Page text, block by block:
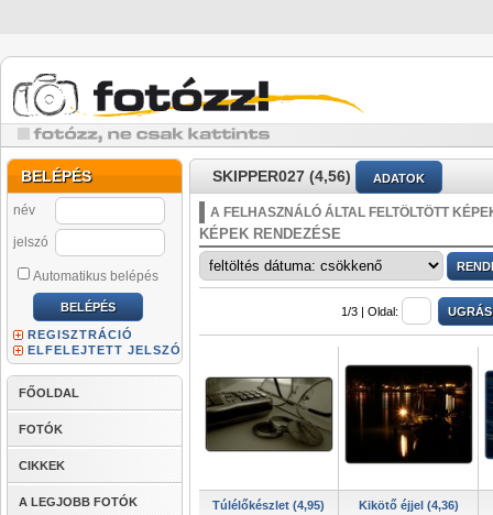
BELÉPÉS
név
jelszó
Automatikus belépés
REGISZTRÁCIÓ
ELFELEJTETT JELSZÓ
FŐOLDAL
FOTÓK
CIKKEK
A LEGJOBB FOTÓK
SKIPPER027 (4,56) ADATOK
A FELHASZNÁLÓ ÁLTAL FELTÖLTÖTT
KÉPEK RENDEZÉSE
1/3 | Oldal:
Túlélőkészlet (4,95)
Kikötő éjjel (4,36)